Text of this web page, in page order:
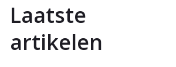
Laatste
artikelen